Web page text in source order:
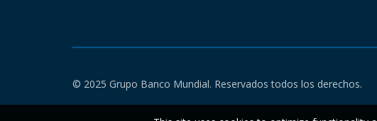
© 2025 Grupo Banco Mundial. Reservados todos los derechos.